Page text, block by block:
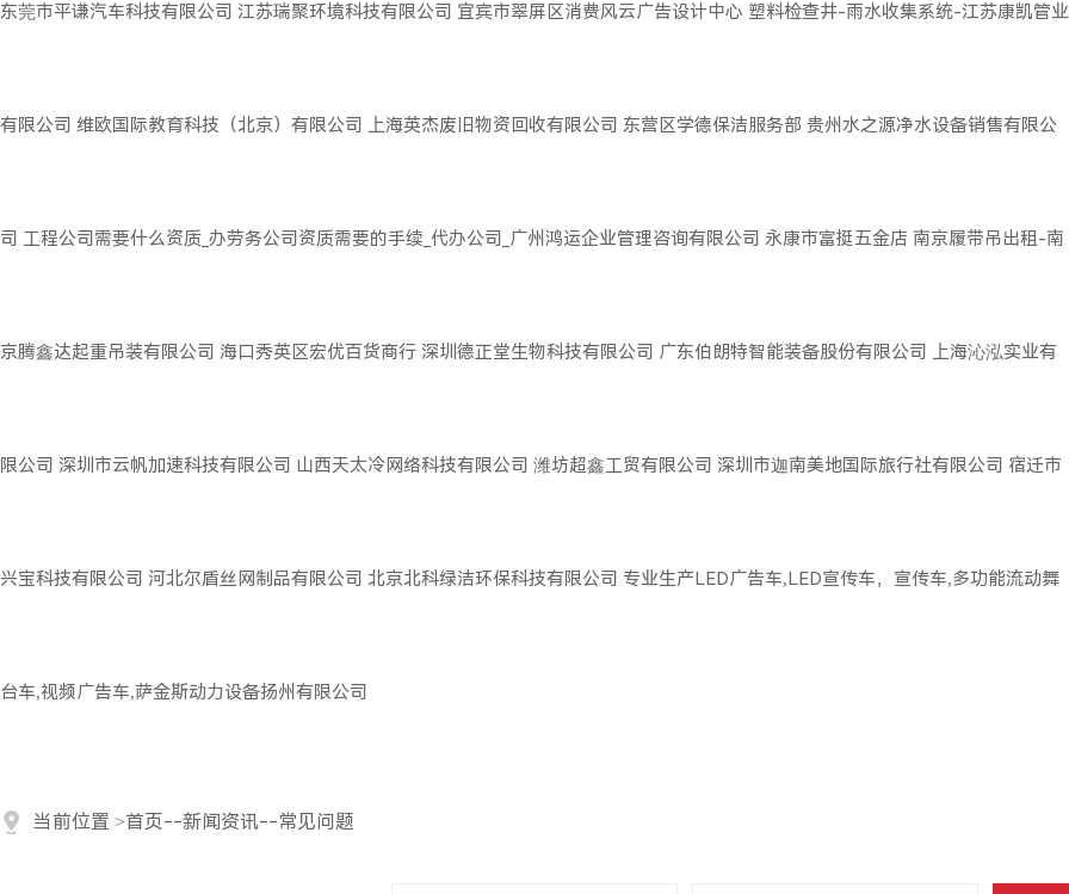
东莞市平谦汽车科技有限公司 江苏瑞聚环境科技有限公司 宜宾市翠屏区消费风云广告设计中心 塑料检查井-雨水收集系统-江苏康凯管业
有限公司 维欧国际教育科技（北京）有限公司 上海英杰废旧物资回收有限公司 东营区学德保洁服务部 贵州水之源净水设备销售有限公
司 工程公司需要什么资质_办劳务公司资质需要的手续_代办公司_广州鸿运企业管理咨询有限公司 永康市富挺五金店 南京履带吊出租-南
京腾鑫达起重吊装有限公司 海口秀英区宏优百货商行 深圳德正堂生物科技有限公司 广东伯朗特智能装备股份有限公司 上海沁泓实业有
限公司 深圳市云帆加速科技有限公司 山西天太冷网络科技有限公司 潍坊超鑫工贸有限公司 深圳市迦南美地国际旅行社有限公司 宿迁市
兴宝科技有限公司 河北尔盾丝网制品有限公司 北京北科绿洁环保科技有限公司 专业生产LED广告车,LED宣传车，宣传车,多功能流动舞
台车,视频广告车,萨金斯动力设备扬州有限公司
当前位置 >首页--新闻资讯--常见问题